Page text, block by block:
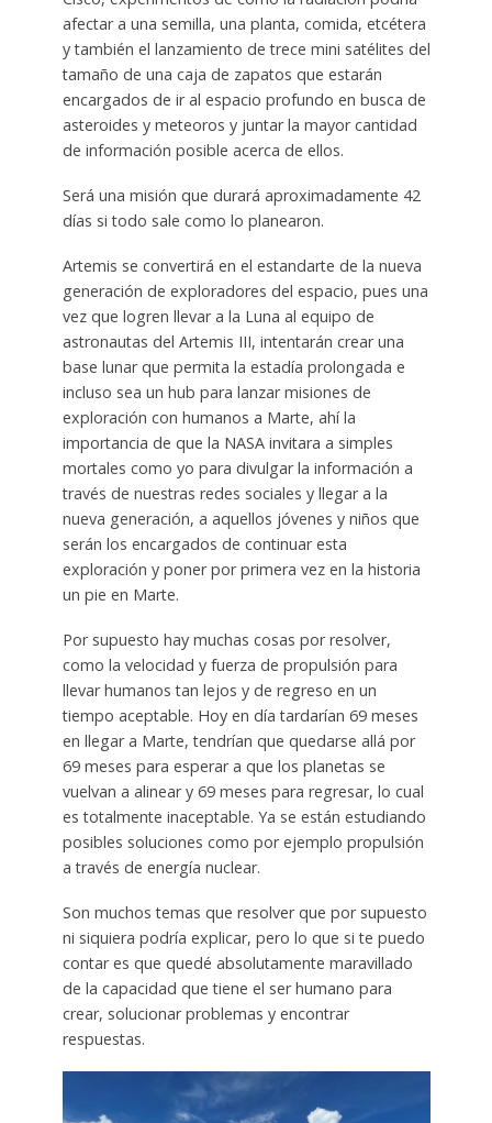
afectar a una semilla, una planta, comida, etcétera
y también el lanzamiento de trece mini satélites del
tamaño de una caja de zapatos que estarán
encargados de ir al espacio profundo en busca de
asteroides y meteoros y juntar la mayor cantidad
de información posible acerca de ellos.
Será una misión que durará aproximadamente 42
días si todo sale como lo planearon.
Artemis se convertirá en el estandarte de la nueva
generación de exploradores del espacio, pues una
vez que logren llevar a la Luna al equipo de
astronautas del Artemis III, intentarán crear una
base lunar que permita la estadía prolongada e
incluso sea un hub para lanzar misiones de
exploración con humanos a Marte, ahí la
importancia de que la NASA invitara a simples
mortales como yo para divulgar la información a
través de nuestras redes sociales y llegar a la
nueva generación, a aquellos jóvenes y niños que
serán los encargados de continuar esta
exploración y poner por primera vez en la historia
un pie en Marte.
Por supuesto hay muchas cosas por resolver,
como la velocidad y fuerza de propulsión para
llevar humanos tan lejos y de regreso en un
tiempo aceptable. Hoy en día tardarían 69 meses
en llegar a Marte, tendrían que quedarse allá por
69 meses para esperar a que los planetas se
vuelvan a alinear y 69 meses para regresar, lo cual
es totalmente inaceptable. Ya se están estudiando
posibles soluciones como por ejemplo propulsión
a través de energía nuclear.
Son muchos temas que resolver que por supuesto
ni siquiera podría explicar, pero lo que si te puedo
contar es que quedé absolutamente maravillado
de la capacidad que tiene el ser humano para
crear, solucionar problemas y encontrar
respuestas.